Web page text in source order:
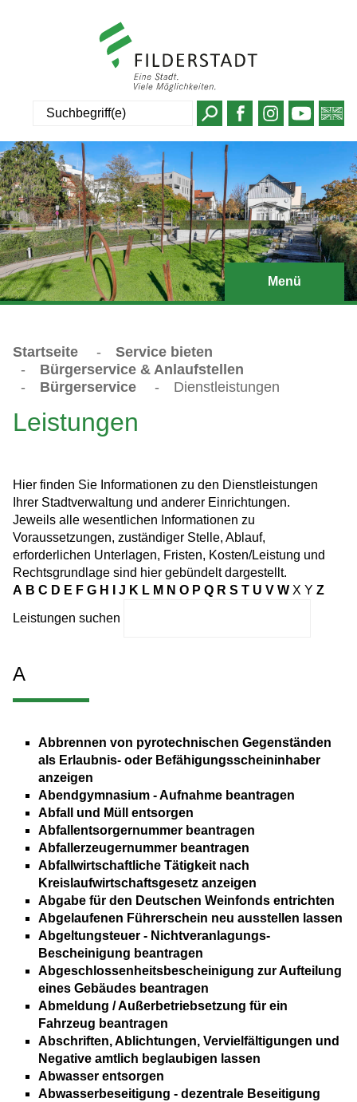
Menü
Startseite -
Service bieten
-
Bürgerservice & Anlaufstellen
-
Bürgerservice - Dienstleistungen
Leistungen
Hier finden Sie Informationen zu den Dienstleistungen
Ihrer Stadtverwaltung und anderer Einrichtungen.
Jeweils alle wesentlichen Informationen zu
Voraussetzungen, zuständiger Stelle, Ablauf,
erforderlichen Unterlagen, Fristen, Kosten/Leistung und
Rechtsgrundlage sind hier gebündelt dargestellt.
A B C D E F G H J K L M N O P Q R S T U V W X Y Z
Leistungen suchen
A
Abbrennen von pyrotechnischen Gegenständen
als Erlaubnis- oder Befähigungsscheininhaber
anzeigen
Abendgymnasium - Aufnahme beantragen
Abfall und Müll entsorgen
Abfallentsorgernummer beantragen
Abfallerzeugernummer beantragen
Abfallwirtschaftliche Tätigkeit nach
Kreislaufwirtschaftsgesetz anzeigen
Abgabe für den Deutschen Weinfonds entrichten
Abgelaufenen Führerschein neu ausstellen lassen
Abgeltungsteuer - Nichtveranlagungs-
Bescheinigung beantragen
Abgeschlossenheitsbescheinigung zur Aufteilung
eines Gebäudes beantragen
Abmeldung / Außerbetriebsetzung für ein
Fahrzeug beantragen
Abschriften, Ablichtungen, Vervielfältigungen und
Negative amtlich beglaubigen lassen
Abwasser entsorgen
Abwasserbeseitigung - dezentrale Beseitigung